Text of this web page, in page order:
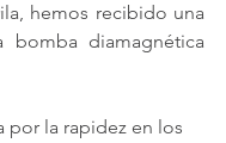
hemos recibido una
bomba diamagnética
por la rapidez en los